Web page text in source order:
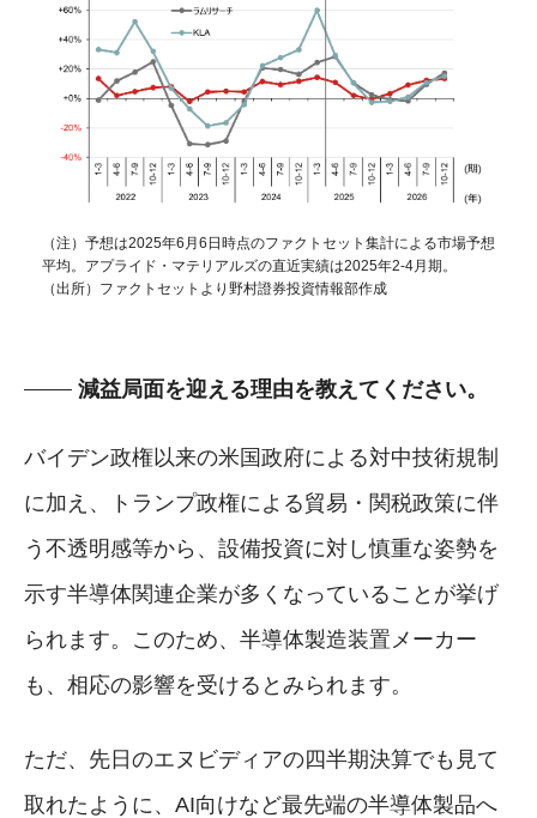
（注）予想は2025年6月6日時点のファクトセット集計による市場予想
平均。アプライド・マテリアルズの直近実績は2025年2-4月期。
（出所）ファクトセットより野村證券投資情報部作成
減益局面を迎える理由を教えてください。
バイデン政権以来の米国政府による対中技術規制
に加え、トランプ政権による貿易・関税政策に伴
う不透明感等から、設備投資に対し慎重な姿勢を
示す半導体関連企業が多くなっていることが挙げ
られます。このため、半導体製造装置メーカー
も、相応の影響を受けるとみられます。
ただ、先日のエヌビディアの四半期決算でも見て
取れたように、AI向けなど最先端の半導体製品へ